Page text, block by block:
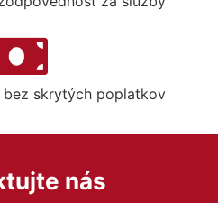
bez skrytých poplatkov
nás